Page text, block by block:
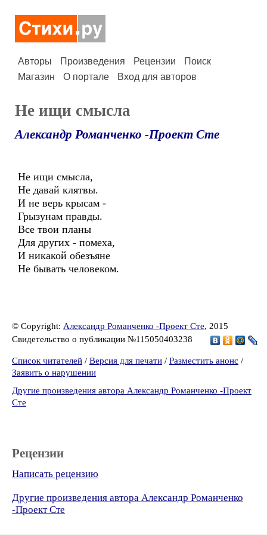
Авторы Произведения Рецензии
Поиск
Магазин
О портале Вход для авторов
Не ищи смысла
Александр Романченко -Проект Сте
Не ищи смысла,
Не давай клятвы.
И не верь крысам -
Грызунам правды.
Все твои планы
Для других - помеха,
И никакой обезъяне
Не бывать человеком.
© Copyright: Александр Романченко -Проект Сте, 2015
Свидетельство о публикации №115050403238
Список читателей / Версия для печати / Разместить анонс /
Заявить о нарушении
Другие произведения автора Александр Романченко -Проект
Сте
Рецензии
Написать рецензию
Другие произведения автора Александр Романченко
-Проект Сте